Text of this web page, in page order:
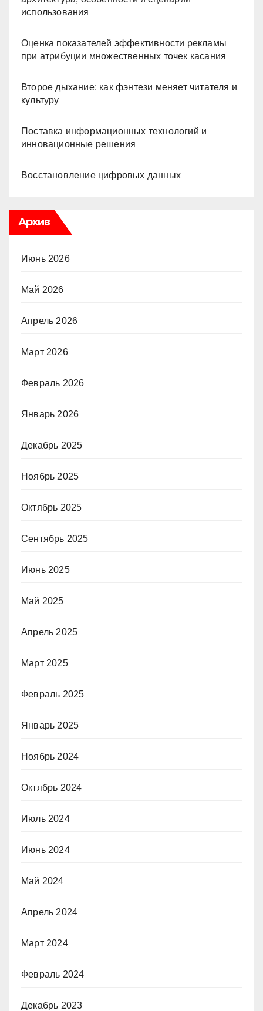
использования
Оценка показателей эффективности рекламы
при атрибуции множественных точек касания
Второе дыхание: как фэнтези меняет читателя и
культуру
Поставка информационных технологий и
инновационные решения
Восстановление цифровых данных
Архив
Июнь 2026
Май 2026
Апрель 2026
Март 2026
Февраль 2026
Январь 2026
Декабрь 2025
Ноябрь 2025
Октябрь 2025
Сентябрь 2025
Июнь 2025
Май 2025
Апрель 2025
Март 2025
Февраль 2025
Январь 2025
Ноябрь 2024
Октябрь 2024
Июль 2024
Июнь 2024
Май 2024
Апрель 2024
Март 2024
Февраль 2024
Декабрь 2023